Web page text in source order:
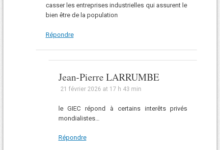
casser les entreprises industrielles qui assurent le
bien être de la population
Répondre
Jean-Pierre LARRUMBE
21 février 2026 at 17 h 43 min
le GIEC répond à certains interêts privés
mondialistes…
Répondre